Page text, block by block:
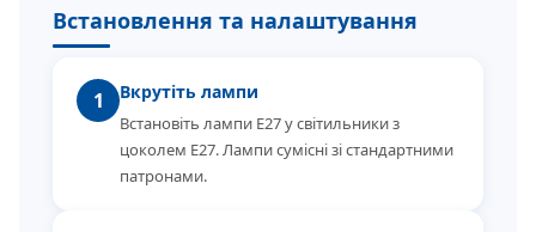
Встановлення та налаштування
1 Вкрутіть лампи
Встановіть лампи E27 у світильники з
цоколем E27. Лампи сумісні зі стандартними
патронами.